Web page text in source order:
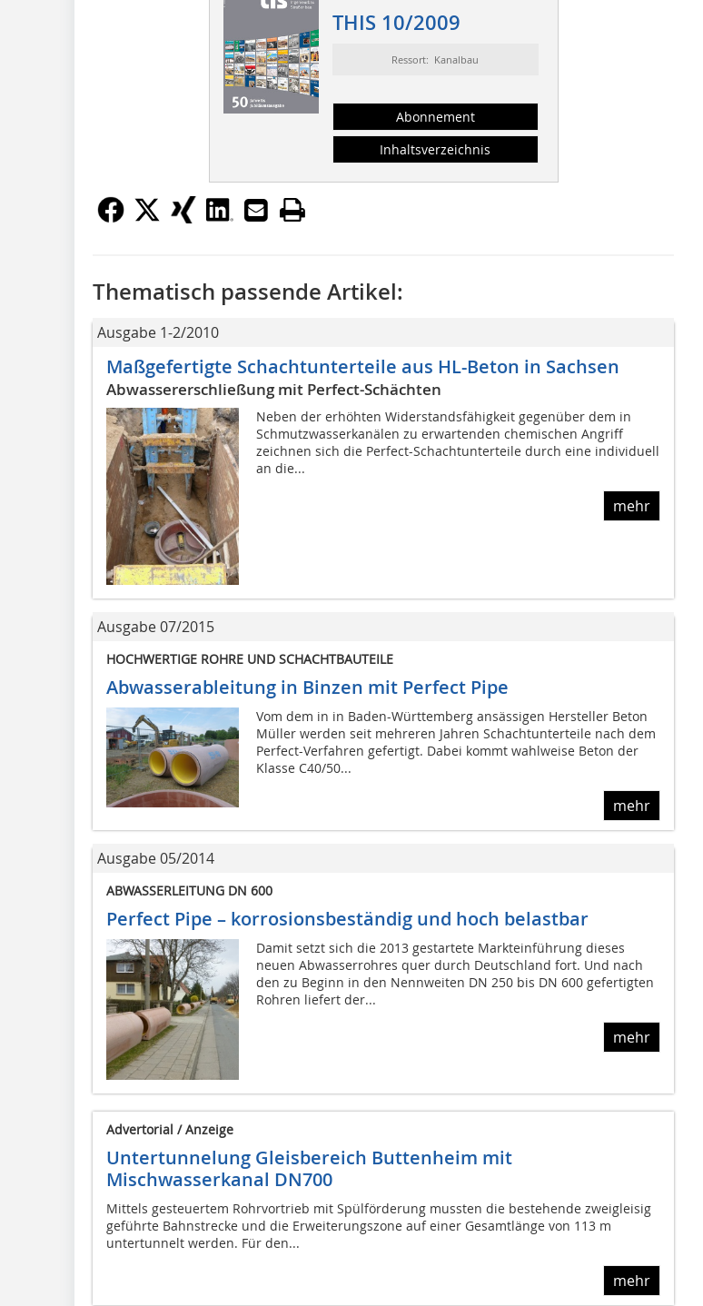
THIS 10/2009
Ressort: Kanalbau
Abonnement
Inhaltsverzeichnis
Thematisch passende Artikel:
Ausgabe 1-2/2010
Maßgefertigte Schachtunterteile aus HL-Beton in Sachsen
Abwassererschließung mit Perfect-Schächten
Neben der erhöhten Widerstandsfähigkeit gegenüber dem in
Schmutzwasserkanälen zu erwartenden chemischen Angriff
zeichnen sich die Perfect-Schachtunterteile durch eine individuell
an die...
mehr
Ausgabe 07/2015
HOCHWERTIGE ROHRE UND SCHACHTBAUTEILE
Abwasserableitung in Binzen mit Perfect Pipe
Vom dem in in Baden-Württemberg ansässigen Hersteller Beton
Müller werden seit mehreren Jahren Schachtunterteile nach dem
Perfect-Verfahren gefertigt. Dabei kommt wahlweise Beton der
Klasse C40/50...
mehr
Ausgabe 05/2014
ABWASSERLEITUNG DN 600
Perfect Pipe – korrosionsbeständig und hoch belastbar
Damit setzt sich die 2013 gestartete Markteinführung dieses
neuen Abwasserrohres quer durch Deutschland fort. Und nach
den zu Beginn in den Nennweiten DN 250 bis DN 600 gefertigten
Rohren liefert der...
mehr
Advertorial / Anzeige
Untertunnelung Gleisbereich Buttenheim mit
Mischwasserkanal DN700
Mittels gesteuertem Rohrvortrieb mit Spülförderung mussten die bestehende zweigleisig
geführte Bahnstrecke und die Erweiterungszone auf einer Gesamtlänge von 113 m
untertunnelt werden. Für den...
mehr